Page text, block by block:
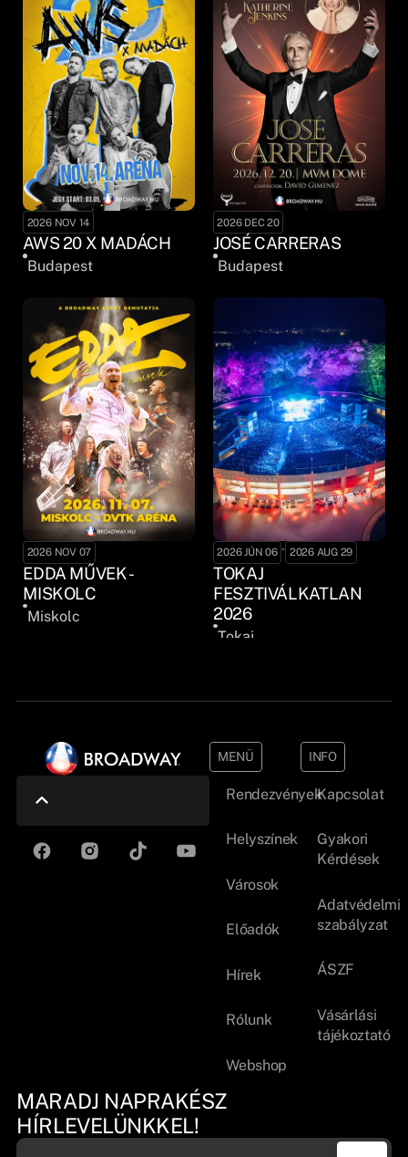
2026 NOV 14
AWS 20 X MADÁCH
Budapest
2026 DEC 20
JOSÉ CARRERAS
Budapest
2026 NOV 07
EDDA MŰVEK -
MISKOLC
Miskolc
2026 JÚN 06 - 2026 AUG 29
TOKAJ
FESZTIVÁLKATLAN
2026
Tokaj
MENÜ
Rendezvények
Helyszínek
Városok
Előadók
Hírek
Rólunk
Webshop
INFO
Kapcsolat
Gyakori
Kérdések
Adatvédelmi
szabályzat
ÁSZF
Vásárlási
tájékoztató
MARADJ NAPRAKÉSZ
HÍRLEVELÜNKKEL!